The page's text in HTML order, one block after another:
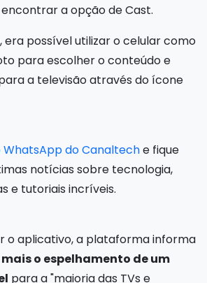
a opção de Cast.
possível utilizar o celular como
para escolher o conteúdo e
a televisão através do ícone
WhatsApp do Canalteche fique
notícias sobre tecnologia,
e tutoriais incríveis.
o aplicativo, a plataforma informa
o espelhamento de um
para a "maioria das TVs e